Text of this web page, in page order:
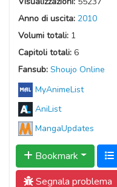
Anno di uscita: 2010
Volumi totali: 1
Capitoli totali: 6
Fansub: Shoujo Online
MyAnimeList
AniList
MangaUpdates
Bookmark
Segnala problema